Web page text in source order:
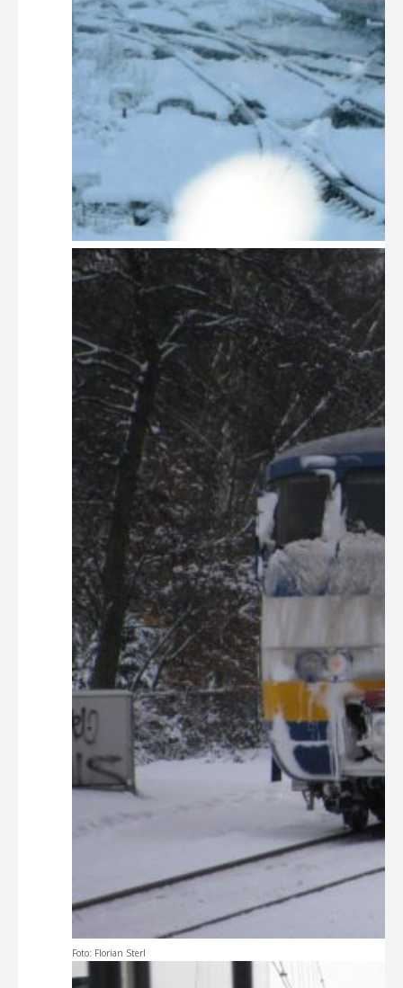
Foto: Florian Sterl